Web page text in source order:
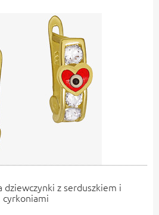
dziewczynki z serduszkiem i
cyrkoniami